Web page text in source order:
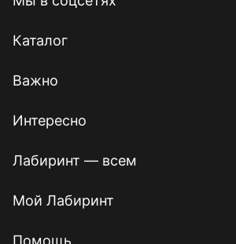
Каталог
Важно
Интересно
Лабиринт — всем
Мой Лабиринт